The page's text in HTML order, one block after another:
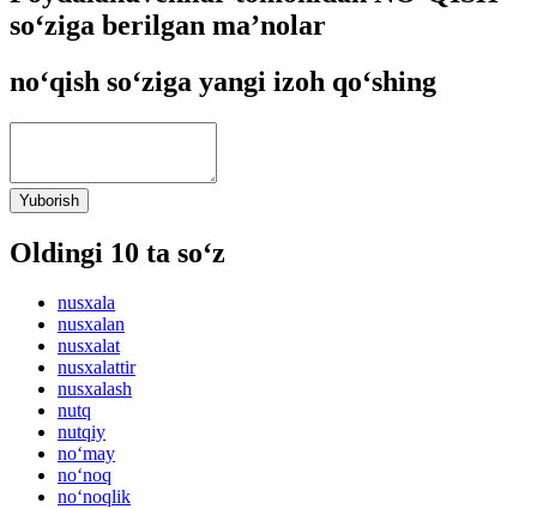
so‘ziga berilgan ma’nolar
no‘qish so‘ziga yangi izoh qo‘shing
Yuborish
Oldingi 10 ta so‘z
nusxala
nusxalan
nusxalat
nusxalattir
nusxalash
nutq
nutqiy
no‘may
no‘noq
no‘noqlik